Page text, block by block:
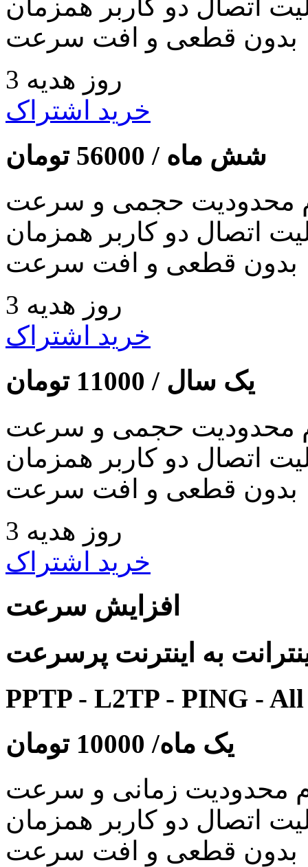
اتصال دو کاربر همزمان
بدون قطعی و افت سرعت
3 روز هدیه
خرید اشتراک
شش ماه / 56000 تومان
محدودیت حجمی و سرعت
اتصال دو کاربر همزمان
بدون قطعی و افت سرعت
3 روز هدیه
خرید اشتراک
یک سال / 11000 تومان
محدودیت حجمی و سرعت
اتصال دو کاربر همزمان
بدون قطعی و افت سرعت
3 روز هدیه
خرید اشتراک
افزایش سرعت
به اینترنت پرسرعت
PPTP - L2TP - PING -
یک ماه/ 10000 تومان
محدودیت زمانی و سرعت
اتصال دو کاربر همزمان
بدون قطعی و افت سرعت